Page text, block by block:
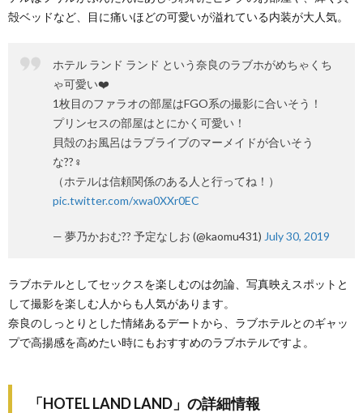
殻ベッドなど、目に痛いほどの可愛いが溢れている内装が大人気。
ホテル ランド ランド という奈良のラブホがめちゃくち
ゃ可愛い❤️
1枚目のファラオの部屋はFGO系の撮影に合いそう！
プリンセスの部屋はとにかく可愛い！
貝殻のお風呂はラブライブのマーメイドが合いそう
な??‍♀️
（ホテルは信頼関係のある人と行ってね！）
pic.twitter.com/xwa0XXr0EC
— 夢乃かおむ?? 予定なしお (@kaomu431) July 30, 2019
ラブホテルとしてセックスを楽しむのは勿論、写真映えスポットと
して撮影を楽しむ人からも人気があります。
奈良のしっとりとした情緒あるデートから、ラブホテルとのギャッ
プで高揚感を高めたい時にもおすすめのラブホテルですよ。
「HOTEL LAND LAND」の詳細情報